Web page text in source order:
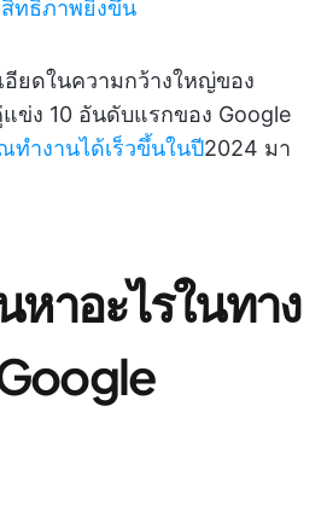
ทธิภาพยิ่งขึ้น
อียดในความกว้างใหญ่ของ
ข่ง 10 อันดับแรกของ Google
ทำงานได้เร็วขึ้นในปี2024 มา
าอะไรในทาง